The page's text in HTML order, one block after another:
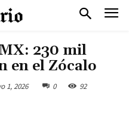
230 mil
en el Zócalo
1, 2026 0 92